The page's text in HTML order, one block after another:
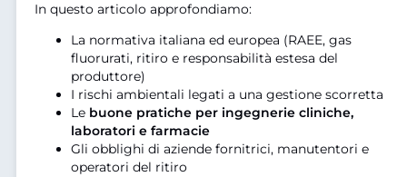
In questo articolo approfondiamo:
La normativa italiana ed europea (RAEE, gas
fluorurati, ritiro e responsabilità estesa del
produttore)
I rischi ambientali legati a una gestione scorretta
Le buone pratiche per ingegnerie cliniche,
laboratori e farmacie
Gli obblighi di aziende fornitrici, manutentori e
operatori del ritiro